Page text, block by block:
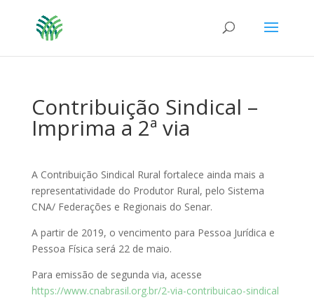
Contribuição Sindical –
Imprima a 2ª via
A Contribuição Sindical Rural fortalece ainda mais a
representatividade do Produtor Rural, pelo Sistema
CNA/ Federações e Regionais do Senar.
A partir de 2019, o vencimento para Pessoa Jurídica e
Pessoa Física será 22 de maio.
Para emissão de segunda via, acesse
https://www.cnabrasil.org.br/2-via-contribuicao-sindical